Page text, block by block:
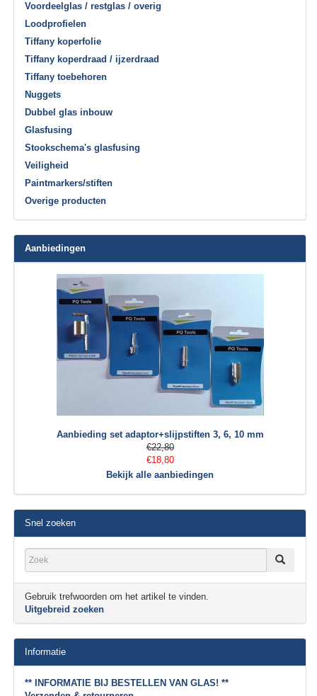
Voordeelglas / restglas / overig
Loodprofielen
Tiffany koperfolie
Tiffany koperdraad / ijzerdraad
Tiffany toebehoren
Nuggets
Dubbel glas inbouw
Glasfusing
Stookschema's glasfusing
Veiligheid
Paintmarkers/stiften
Overige producten
Aanbiedingen
Aanbieding set adaptor+slijpstiften 3, 6, 10 mm
€22,80
€18,80
Bekijk alle aanbiedingen
Snel zoeken
Gebruik trefwoorden om het artikel te vinden.
Uitgebreid zoeken
Informatie
** INFORMATIE BIJ BESTELLEN VAN GLAS! **